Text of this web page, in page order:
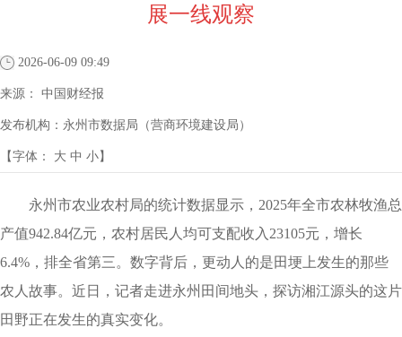
展一线观察
2026-06-09 09:49
来源： 中国财经报
发布机构： 永州市数据局（营商环境建设局）
【字体： 大 中 小】
永州市农业农村局的统计数据显示，2025年全市农林牧渔总
产值942.84亿元，农村居民人均可支配收入23105元，增长
6.4%，排全省第三。数字背后，更动人的是田埂上发生的那些
农人故事。近日，记者走进永州田间地头，探访湘江源头的这片
田野正在发生的真实变化。